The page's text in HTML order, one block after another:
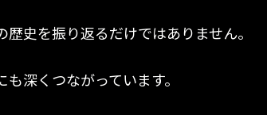
史を振り返るだけではありません。
深くつながっています。